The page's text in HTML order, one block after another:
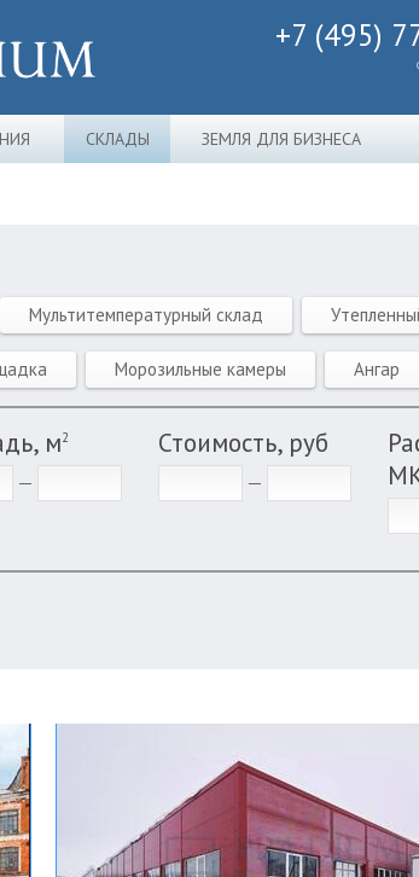
+7 (495)
СКЛАДЫ ЗЕМЛЯ ДЛЯ БИЗНЕСА
Мультитемпературный склад
Морозильные камеры Ангар
м2 Стоимость, руб